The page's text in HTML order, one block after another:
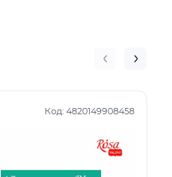
Код: 4820149908458